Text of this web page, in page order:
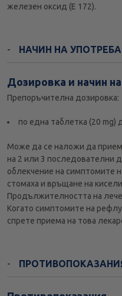
железен оксид (Е 172).
НАЧИН НА УПОТРЕБА
Дозировка и начин
Препоръчителна дозировка:
по една таблетка (20 mg)
Може да се наложи да
на 2 или 3 последователни
облекчение на симптомите
стомаха и връщане на
Продължителността на
Когато симптомите на
спрете приема на това